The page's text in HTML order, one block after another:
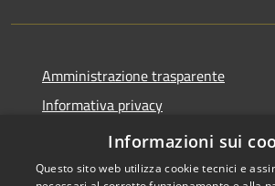
Amministrazione trasparente
Informativa privacy
Informazioni sui
Questo sito web utilizza cookie tecnici e